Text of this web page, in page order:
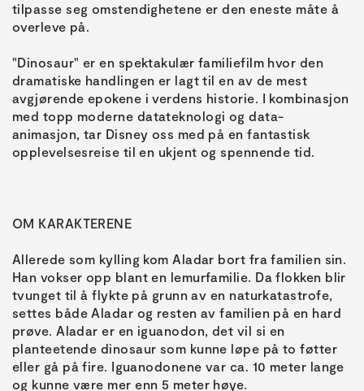
tilpasse seg omstendighetene er den eneste måte å
"Dinosaur" er en spektakulær familiefilm hvor den
dramatiske handlingen er lagt til en av de mest
avgjørende epokene i verdens historie. I kombinasjon
med topp moderne datateknologi og data-
animasjon, tar Disney oss med på en fantastisk
Allerede som kylling kom Aladar bort fra familien sin.
Han vokser opp blant en lemurfamilie. Da flokken blir
tvunget til å flykte på grunn av en naturkatastrofe,
settes både Aladar og resten av familien på en hard
prøve. Aladar er en iguanodon, det vil si en
planteetende dinosaur som kunne løpe på to føtter
eller gå på fire. Iguanodonene var ca. 10 meter lange